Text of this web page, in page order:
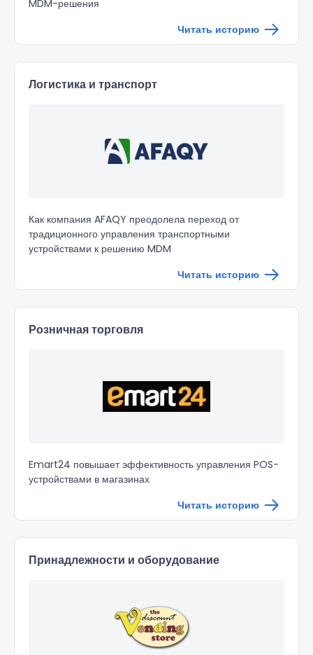
MDM-решения
Читать историю
Логистика и транспорт
Как компания AFAQY преодолела переход от
традиционного управления транспортными
устройствами к решению MDM
Читать историю
Розничная торговля
Emart24 повышает эффективность управления POS-
устройствами в магазинах
Читать историю
Принадлежности и оборудование